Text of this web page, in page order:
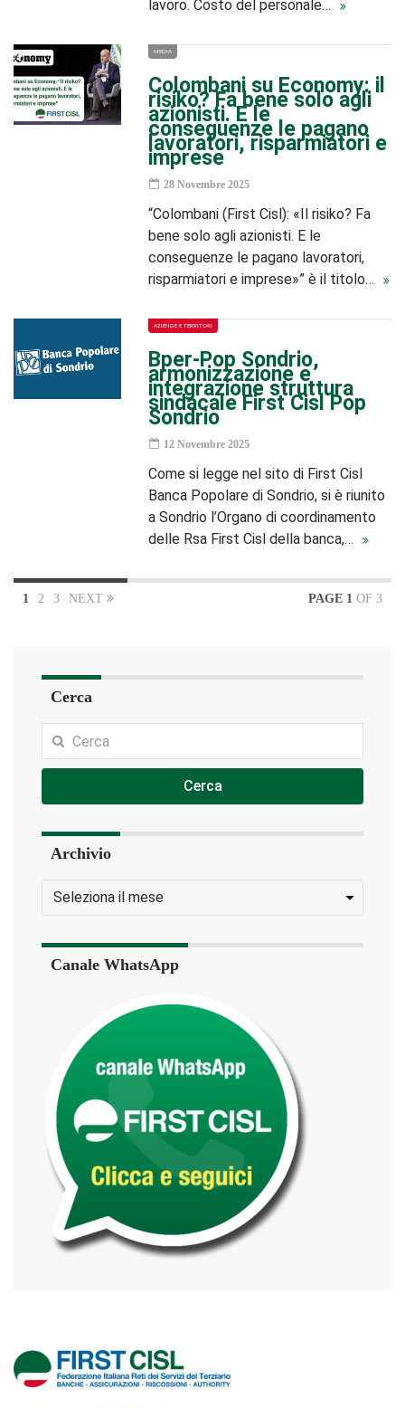
lavoro. Costo del personale…
MEDIA
Colombani su Economy: il
risiko? Fa bene solo agli
azionisti. E le
conseguenze le pagano
lavoratori, risparmiatori e
imprese
28 Novembre 2025
“Colombani (First Cisl): «Il risiko? Fa
bene solo agli azionisti. E le
conseguenze le pagano lavoratori,
risparmiatori e imprese»” è il titolo…
AZIENDE E TERRITORI
Bper-Pop Sondrio,
armonizzazione e
integrazione struttura
sindacale First Cisl Pop
Sondrio
12 Novembre 2025
Come si legge nel sito di First Cisl
Banca Popolare di Sondrio, si è riunito
a Sondrio l’Organo di coordinamento
delle Rsa First Cisl della banca,…
1 2 3 NEXT PAGE 1 OF 3
Cerca
Cerca
Archivio
Canale WhatsApp